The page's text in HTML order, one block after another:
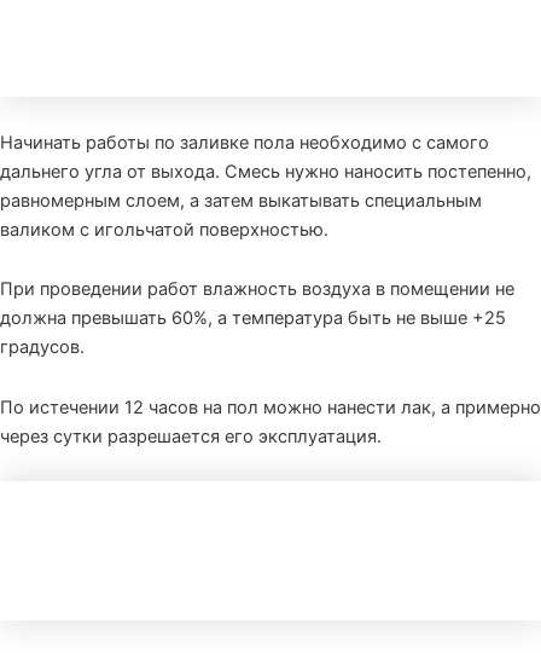
Начинать работы по заливке пола необходимо с самого
дальнего угла от выхода. Смесь нужно наносить постепенно,
равномерным слоем, а затем выкатывать специальным
валиком с игольчатой поверхностью.
При проведении работ влажность воздуха в помещении не
должна превышать 60%, а температура быть не выше +25
градусов.
По истечении 12 часов на пол можно нанести лак, а примерно
через сутки разрешается его эксплуатация.